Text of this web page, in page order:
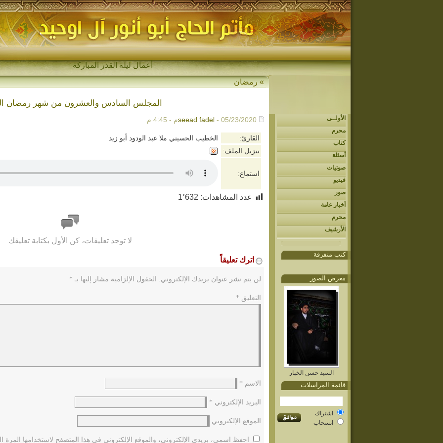
مجال-
الأولــى
محرم
كتاب
أسئلة
صوتيات
فيديو
صور
أخبار عامة
محرم
الأرشيف
كتب متفرقة
معرض الصور
السيد حسن الخباز
قائمة المراسلات
اشتراك
انسحاب
»رمضان
المجلس السادس والعشرون من شهر رمضان
seead fadel - 05/23/2020م - 4:45 م
القارئ:
الخطيب الحسيني ملا عبد الودود أبو زيد
تنزيل الملف:
استماع:
عدد المشاهدات: 1٬632
لا توجد تعليقات، كن الأول بكتابة تعليقك
اترك تعليقاً
لن يتم نشر عنوان بريدك الإلكتروني. الحقول الإلزامية مشار إليها بـ *
التعليق *
الاسم *
البريد الإلكتروني *
الموقع الإلكتروني
احفظ اسمي، بريدي الإلكتروني، والموقع الإلكتروني في هذا المتصفح لاستخدامها المرة